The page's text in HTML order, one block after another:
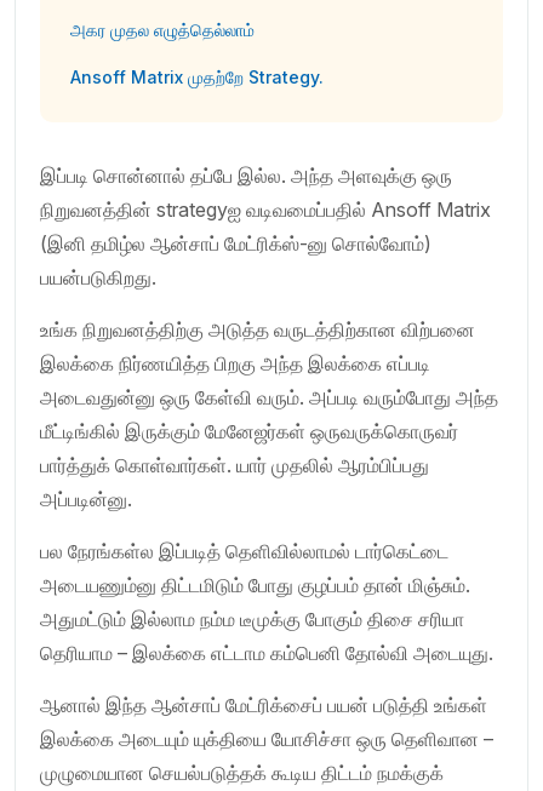
அகர முதல எழுத்தெல்லாம்
Ansoff Matrix முதற்றே Strategy.
இப்படி சொன்னால் தப்பே இல்ல. அந்த அளவுக்கு ஒரு
நிறுவனத்தின் strategyஐ வடிவமைப்பதில் Ansoff Matrix
(இனி தமிழ்ல ஆன்சாப் மேட்ரிக்ஸ்-னு சொல்வோம்)
பயன்படுகிறது.
உங்க நிறுவனத்திற்கு அடுத்த வருடத்திற்கான விற்பனை
இலக்கை நிர்ணயித்த பிறகு அந்த இலக்கை எப்படி
அடைவதுன்னு ஒரு கேள்வி வரும். அப்படி வரும்போது அந்த
மீட்டிங்கில் இருக்கும் மேனேஜர்கள் ஒருவருக்கொருவர்
பார்த்துக் கொள்வார்கள். யார் முதலில் ஆரம்பிப்பது
அப்படின்னு.
பல நேரங்கள்ல இப்படித் தெளிவில்லாமல் டார்கெட்டை
அடையணும்னு திட்டமிடும் போது குழப்பம் தான் மிஞ்சும்.
அதுமட்டும் இல்லாம நம்ம டீமுக்கு போகும் திசை சரியா
தெரியாம – இலக்கை எட்டாம கம்பெனி தோல்வி அடையுது.
ஆனால் இந்த ஆன்சாப் மேட்ரிக்சைப் பயன் படுத்தி உங்கள்
இலக்கை அடையும் யுக்தியை யோசிச்சா ஒரு தெளிவான –
முழுமையான செயல்படுத்தக் கூடிய திட்டம் நமக்குக்